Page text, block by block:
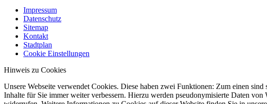
Impressum
Datenschutz
Sitemap
Kontakt
Stadtplan
Cookie Einstellungen
Hinweis zu Cookies
Unsere Webseite verwendet Cookies. Diese haben zwei Funktionen: Zum einen
Inhalte für Sie immer weiter verbessern. Hierzu werden pseudonymisierte Daten